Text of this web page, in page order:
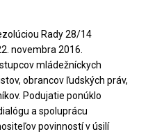
Rady 28/14
novembra 2016.
mládežníckych
obrancov ľudských práv,
Podujatie ponúklo
a spoluprácu
povinností v úsilí